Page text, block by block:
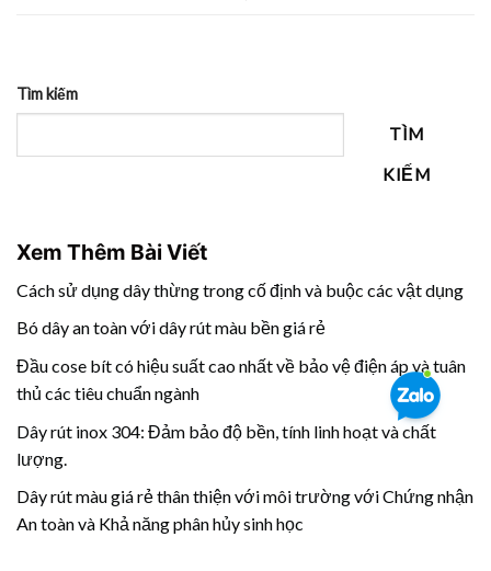
Tìm kiếm
TÌM
KIẾM
Xem Thêm Bài Viết
Cách sử dụng dây thừng trong cố định và buộc các vật dụng
Bó dây an toàn với dây rút màu bền giá rẻ
Đầu cose bít có hiệu suất cao nhất về bảo vệ điện áp và tuân
thủ các tiêu chuẩn ngành
Dây rút inox 304: Đảm bảo độ bền, tính linh hoạt và chất
lượng.
Dây rút màu giá rẻ thân thiện với môi trường với Chứng nhận
An toàn và Khả năng phân hủy sinh học